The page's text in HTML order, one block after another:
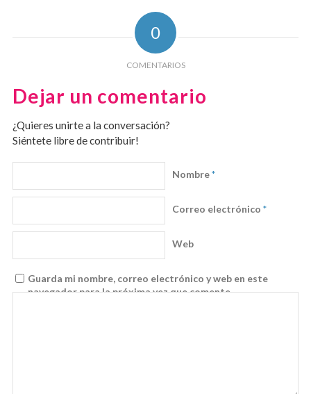
0
COMENTARIOS
Dejar un comentario
¿Quieres unirte a la conversación?
Siéntete libre de contribuir!
Nombre*
Correo electrónico *
Web
Guarda mi nombre, correo electrónico y web en este
navegador para la próxima vez que comente.